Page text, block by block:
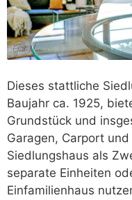
Dieses stattliche
Baujahr ca. 1925,
Grundstück und
Garagen, Carport
Siedlungshaus als
separate Einheiten
Einfamilienhaus